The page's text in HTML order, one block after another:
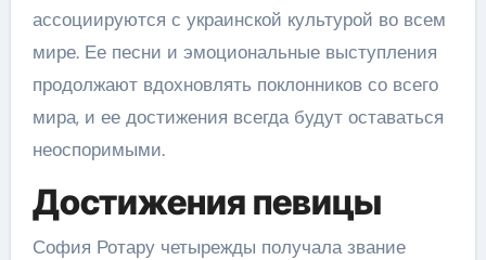
ассоциируются с украинской культурой во всем
мире. Ее песни и эмоциональные выступления
продолжают вдохновлять поклонников со всего
мира, и ее достижения всегда будут оставаться
неоспоримыми.
Достижения певицы
София Ротару четырежды получала звание